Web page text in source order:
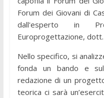
Forum dei Giovani di
dall'esperto in
Europrogettazione, dott.
Nello specifico, si
fonda un bando e
redazione di un
teorica ci sarà